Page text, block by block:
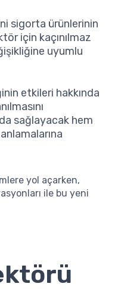
sigorta ürünlerinin
için kaçınılmaz
uyumlu
etkileri hakkında
sağlayacak hem
yol açarken,
ile bu yeni